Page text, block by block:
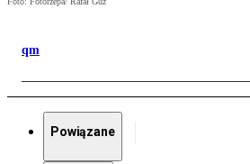
qm
Powiązane